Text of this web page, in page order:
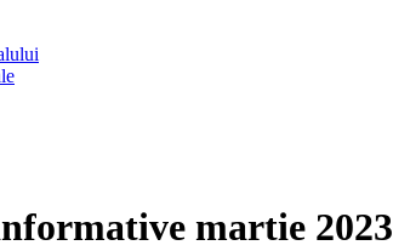
martie 2023